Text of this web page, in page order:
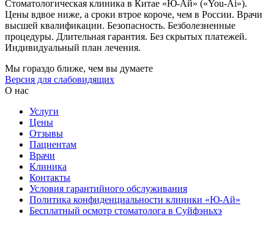
Стоматологическая клиника в Китае «Ю-Ай» («You-Ai»).
Цены вдвое ниже, а сроки втрое короче, чем в России. Врачи
высшей квалификации. Безопасность. Безболезненные
процедуры. Длительная гарантия. Без скрытых платежей.
Индивидуальный план лечения.
Мы гораздо ближе, чем вы думаете
Версия для слабовидящих
О нас
Услуги
Цены
Отзывы
Пациентам
Врачи
Клиника
Контакты
Условия гарантийного обслуживания
Политика конфиденциальности клиники «Ю-Ай»
Бесплатный осмотр стоматолога в Суйфэньхэ